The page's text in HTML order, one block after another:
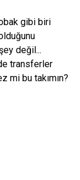
gibi biri
değil...
transferler
mi bu takımın?